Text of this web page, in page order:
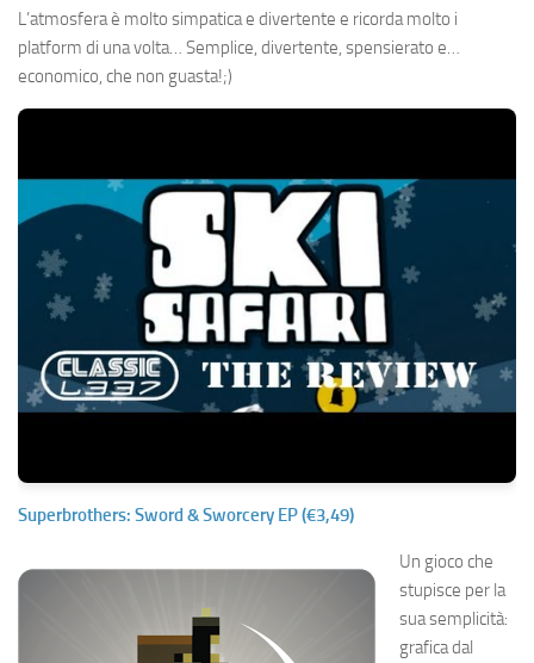
L’atmosfera è molto simpatica e divertente e ricorda molto i
platform di una volta… Semplice, divertente, spensierato e…
economico, che non guasta!;)
Superbrothers: Sword & Sworcery EP (€3,49)
Un gioco che
stupisce per la
sua semplicità:
grafica dal